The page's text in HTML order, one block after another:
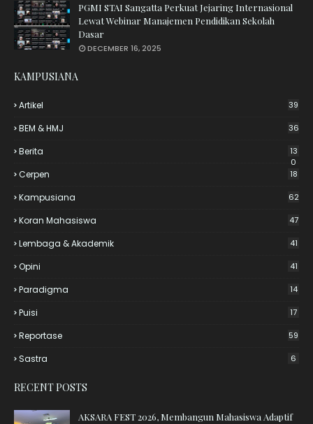
PGMI STAI Sangatta Perkuat Jejaring Internasional
Lewat Webinar Manajemen Pendidikan Sekolah
Dasar
DECEMBER 16, 2025
KAMPUSIANA
Artikel 39
BEM & HMJ 36
Berita
13
0
Cerpen 18
Kampusiana 62
Koran Mahasiswa 47
Lembaga & Akademik 41
Opini 41
Paradigma 14
Puisi 17
Reportase 59
Sastra 6
RECENT POSTS
AKSARA FEST 2026, Membangun Mahasiswa Adaptif